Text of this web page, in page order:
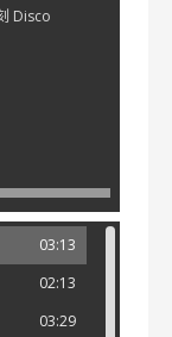
Disco
03:13
02:13
03:29